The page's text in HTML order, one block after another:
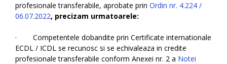
profesionale transferabile, aprobate prin Ordin nr. 4.224 /
06.07.2022, precizam urmatoarele:
· Competentele dobandite prin Certificate internationale
ECDL / ICDL se recunosc si se echivaleaza in credite
profesionale transferabile conform Anexei nr. 2 a Notei